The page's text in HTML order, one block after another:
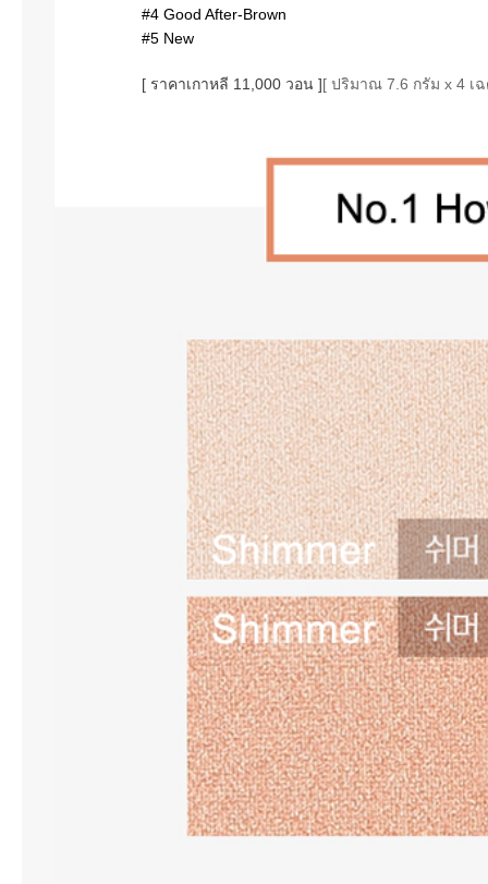
#4 Good After-Brown
#5 New
[ ราคาเกาหลี 11,000 วอน ][ ปริมาณ 7.6 กรัม x 4 เ